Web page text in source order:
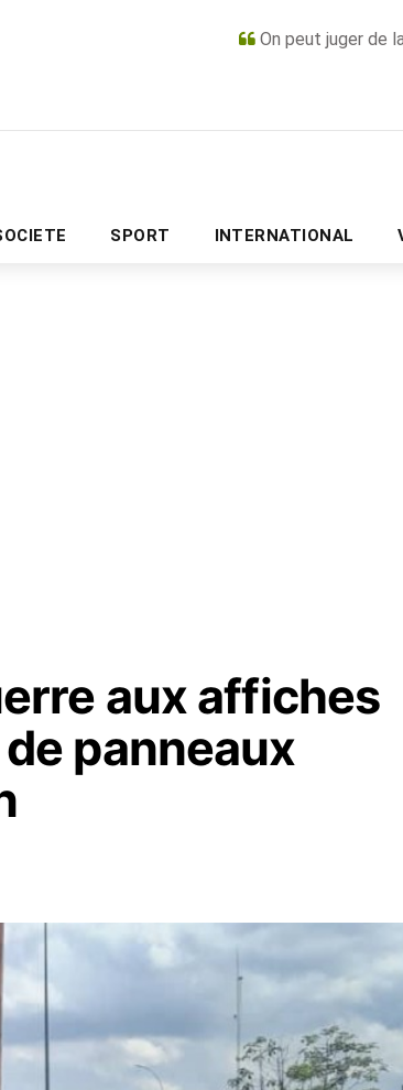
On peut juger de
SPORT INTERNATIONAL
PUBLICITÉ
aux affiches
panneaux